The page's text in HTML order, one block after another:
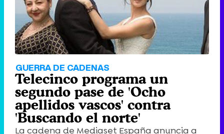
GUERRA DE CADENAS
Telecinco programa un
segundo pase de 'Ocho
apellidos vascos' contra
'Buscando el norte'
La cadena de Mediaset España anuncia a